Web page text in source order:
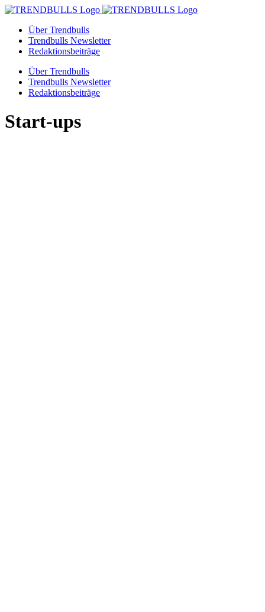
Zum
springenÜber Trendbulls
Trendbulls Newsletter
Redaktionsbeiträge
Über Trendbulls
Trendbulls Newsletter
Redaktionsbeiträge
Start-ups